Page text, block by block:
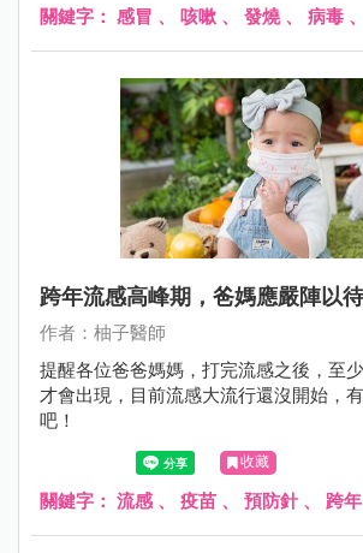
關鍵字： 感冒 、 咳嗽 、 發燒、 病毒 、
跨年流感高峰期，爸媽應嚴陣以待
作者：柚子醫師
提醒各位爸爸媽媽，打完流感之後，至
才會出現，目前流感大流行還沒開始，
吧！
收藏
關鍵字： 流感 、 疫苗 、 預防針 、 跨年